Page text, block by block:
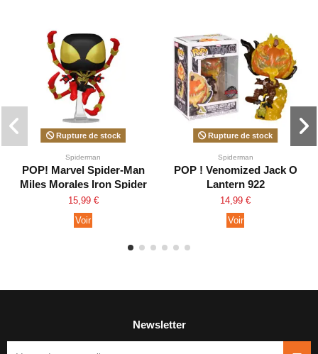
Rupture de stock
Spiderman
POP! Marvel Spider-Man
Miles Morales Iron Spider
1448
15,99 €
Voir
Rupture de stock
Spiderman
POP ! Venomized Jack O
Lantern 922
14,99 €
Voir
Newsletter